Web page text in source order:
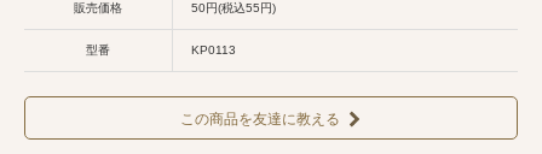
販売価格 50円(税込55円)
型番 KP0113
この商品を友達に教える